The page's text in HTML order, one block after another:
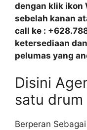
dengan klik ikon
sebelah kanan
call ke :
ketersediaan
pelumas yang
Disini
satu drum
Berperan